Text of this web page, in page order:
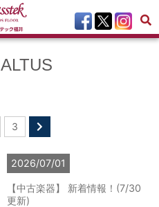
ALTUS
3
2026/07/01
【中古楽器】 新着情報！(7/30
更新)